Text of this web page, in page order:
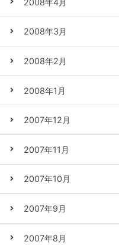
2008年3月
2008年2月
2008年1月
2007年12月
2007年11月
2007年10月
2007年9月
2007年8月